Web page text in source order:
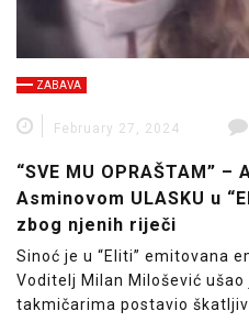
ZABAVA
February 27, 2024
“SVE MU OPRAŠTAM”
Asminovom ULASKU u
zbog njenih riječi
Sinoć je u “Eliti” emitovana
Voditelj Milan Milošević
takmičarima postavio